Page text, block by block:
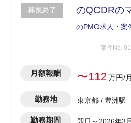
募集終了
のQCDRの
のPMO求人・案
案件No.
月額報酬 〜112万円/
勤務地 東京都 / 豊洲駅
勤務期間